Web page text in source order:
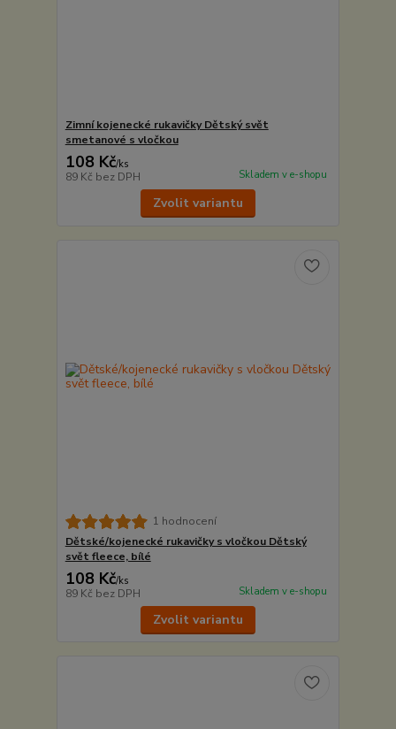
Zimní kojenecké rukavičky Dětský svět
smetanové s vločkou
108 Kč/ks
89 Kč bez DPH Skladem v e-shopu
Zvolit variantu
1 hodnocení
Dětské/kojenecké rukavičky s vločkou Dětský
svět fleece, bílé
108 Kč/ks
89 Kč bez DPH Skladem v e-shopu
Zvolit variantu